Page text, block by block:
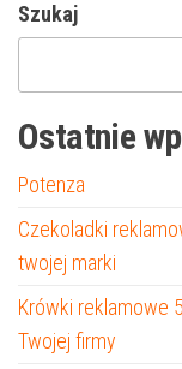
Szukaj
Ostatnie
Potenza
Czekoladki
twojej marki
Krówki reklamowe
Twojej firmy